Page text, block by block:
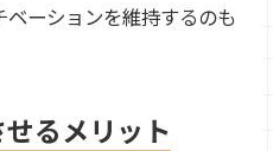
ーションを維持するのも
るメリット